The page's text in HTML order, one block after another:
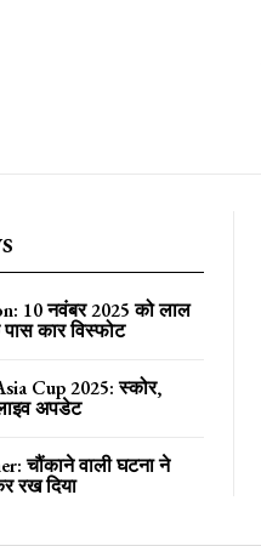
10 नवंबर 2025 को लाल
कार विस्फोट
Cup 2025: स्कोर,
अपडेट
चौंकाने वाली घटना ने
रख दिया